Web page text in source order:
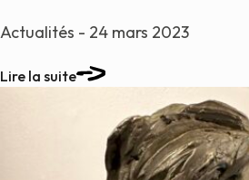
Actualités - 24 mars 2023
Lire la suite